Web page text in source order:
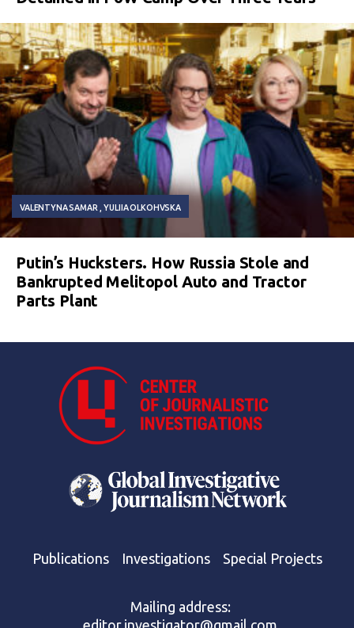
VALENTYNA SAMAR YULIIA OLKOHVSKA
Putin’s Hucksters. How Russia Stole and
Bankrupted Melitopol Auto and Tractor
Parts Plant
Publications Investigations Special Projects
Mailing address:
editor.investigator@gmail.com